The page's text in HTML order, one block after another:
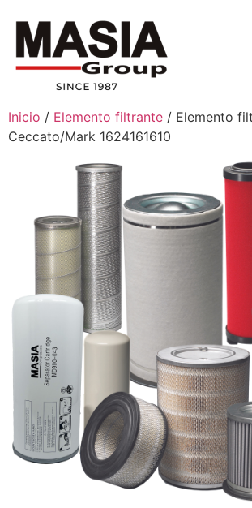
Inicio / Elemento filtrante / Elemento
Ceccato/Mark 1624161610